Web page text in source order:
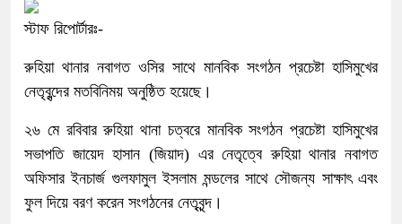
স্টাফ রিপোর্টারঃ-
রুহিয়া থানার নবাগত ওসির সাথে মানবিক সংগঠন প্রচেষ্টা হাসিমুখের
নেতৃবৃন্দের মতবিনিময় অনুষ্ঠিত হয়েছে।
২৬ মে রবিবার রুহিয়া থানা চত্বরে মানবিক সংগঠন প্রচেষ্টা হাসিমুখের
সভাপতি জায়েদ হাসান (জিয়াদ) এর নেতৃত্বে রুহিয়া থানার নবাগত
অফিসার ইনচার্জ গুলফামুল ইসলাম মন্ডলের সাথে সৌজন্য সাক্ষাৎ এবং
ফুল দিয়ে বরণ করেন সংগঠনের নেতৃবৃন্দ।